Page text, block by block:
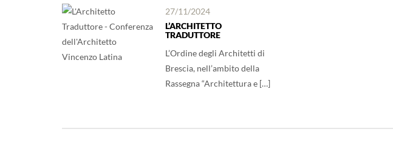
27/11/2024
L’ARCHITETTO
TRADUTTORE
L’Ordine degli Architetti di
Brescia, nell’ambito della
Rassegna “Architettura e […]